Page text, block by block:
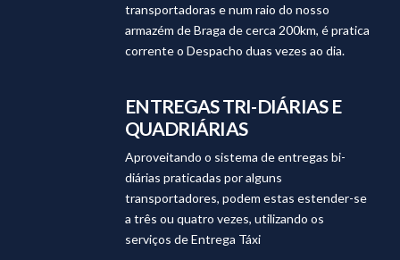
transportadoras e num raio do nosso
armazém de Braga de cerca 200km, é pratica
corrente o Despacho duas vezes ao dia.
ENTREGAS TRI-DIÁRIAS E
QUADRIÁRIAS
Aproveitando o sistema de entregas bi-
diárias praticadas por alguns
transportadores, podem estas estender-se
a três ou quatro vezes, utilizando os
serviços de Entrega Táxi